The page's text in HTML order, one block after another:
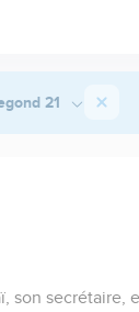
21
son secrétaire,